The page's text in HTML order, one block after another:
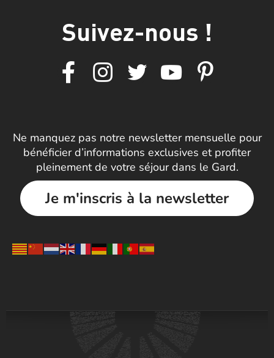
Suivez-nous !
Ne manquez pas notre newsletter mensuelle pour
bénéficier d’informations exclusives et profiter
pleinement de votre séjour dans le Gard.
Je m'inscris à la newsletter